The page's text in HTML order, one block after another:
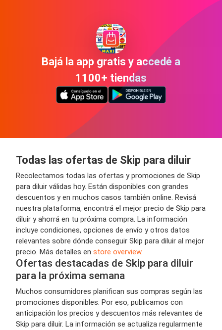
Bajá la app gratis y accedé a
1100+ tiendas
Todas las ofertas de Skip para diluir
Recolectamos todas las ofertas y promociones de Skip
para diluir válidas hoy. Están disponibles con grandes
descuentos y en muchos casos también online. Revisá
nuestra plataforma, encontrá el mejor precio de Skip para
diluir y ahorrá en tu próxima compra. La información
incluye condiciones, opciones de envío y otros datos
relevantes sobre dónde conseguir Skip para diluir al mejor
precio. Más detalles en store overview.
Ofertas destacadas de Skip para diluir
para la próxima semana
Muchos consumidores planifican sus compras según las
promociones disponibles. Por eso, publicamos con
anticipación los precios y descuentos más relevantes de
Skip para diluir. La información se actualiza regularmente